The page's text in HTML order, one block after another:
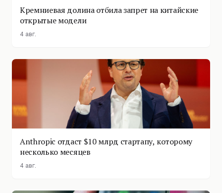
Кремниевая долина отбила запрет на китайские
открытые модели
4 авг.
Anthropic отдаст $10 млрд стартапу, которому
несколько месяцев
4 авг.